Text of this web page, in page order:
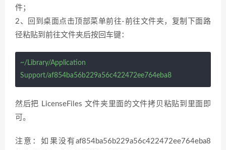
件；
2、回到桌面点击顶部菜单前往-前往文件夹，复制下面路
径粘贴到前往文件夹后按回车键：
~/Library/Application
Support/af854ba56b229a56c422472ee764eba8
然后把 LicenseFiles 文件夹里面的文件拷贝粘贴到里面即
可。
注意：如果没有af854ba56b229a56c422472ee764eba8